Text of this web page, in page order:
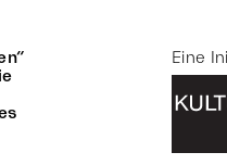
Eine